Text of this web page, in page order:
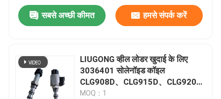
सबसे अच्छी कीमत हमसे संपर्क करें
LIUGONG व्हील लोडर खुदाई के लिए
3036401 सोलेनॉइड कॉइल
CLG908D、CLG915D、CLG920D
/ CLG920、CLG922D / CLG922、
MOQ：1